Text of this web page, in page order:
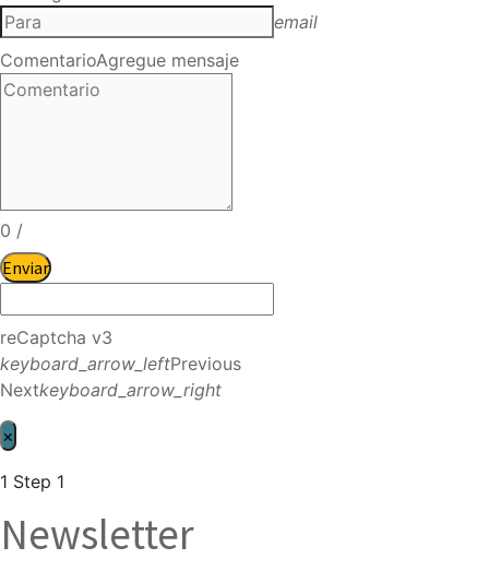
email
ComentarioAgregue mensaje
0 /
Enviar
reCaptcha v3
keyboard_arrow_leftPrevious
Nextkeyboard_arrow_right
×
1 Step 1
Newsletter